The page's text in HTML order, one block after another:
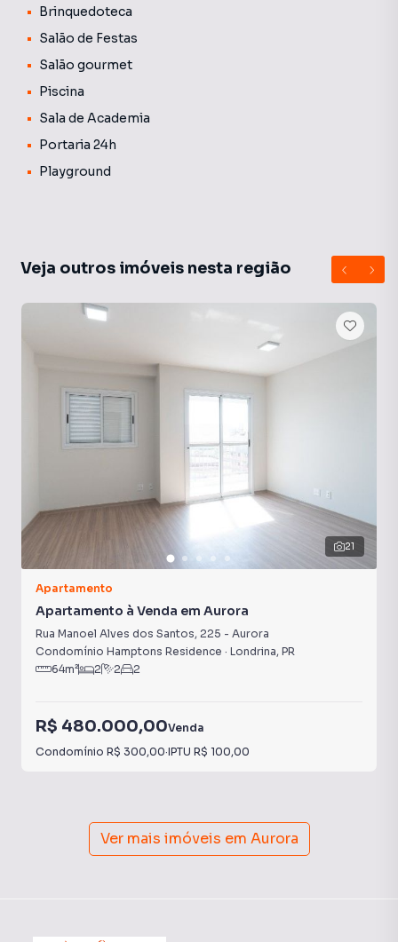
Brinquedoteca
Salão de Festas
Salão gourmet
Piscina
Sala de Academia
Portaria 24h
Playground
Veja outros imóveis nesta região
21
Apartamento
Apartamento à Venda em Aurora
Rua Manoel Alves dos Santos, 225 - Aurora
Condomínio Hamptons Residence · Londrina, PR
64m² 2 2 2
R$ 480.000,00Venda
Condomínio R$ 300,00·IPTU R$ 100,00
Ver mais imóveis em Aurora